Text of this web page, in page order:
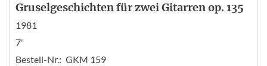
Gruselgeschichten für zwei Gitarren op. 135
1981
7'
Bestell-Nr.: GKM 159